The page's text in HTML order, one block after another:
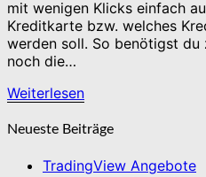
mit wenigen Klicks einfach
Kreditkarte bzw. welches
werden soll. So benötigst du
noch die…
WeiterlesenWeiterlesen
Neueste Beiträge
TradingView Angebote